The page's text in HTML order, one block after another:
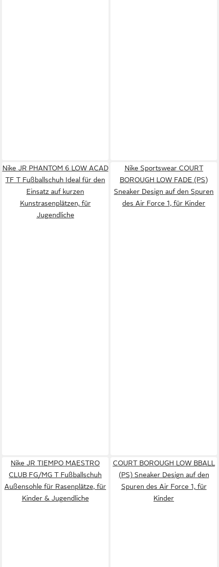
Nike JR PHANTOM 6 LOW ACAD
TF T Fußballschuh Ideal für den
Einsatz auf kurzen
Kunstrasenplätzen, für
Jugendliche
Nike Sportswear COURT
BOROUGH LOW FADE (PS)
Sneaker Design auf den Spuren
des Air Force 1, für Kinder
Nike JR TIEMPO MAESTRO
CLUB FG/MG T Fußballschuh
Außensohle für Rasenplätze, für
Kinder & Jugendliche
COURT BOROUGH LOW BBALL
(PS) Sneaker Design auf den
Spuren des Air Force 1, für
Kinder